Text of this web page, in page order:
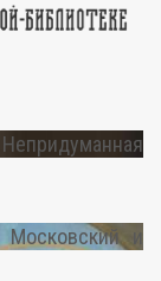
Московский и